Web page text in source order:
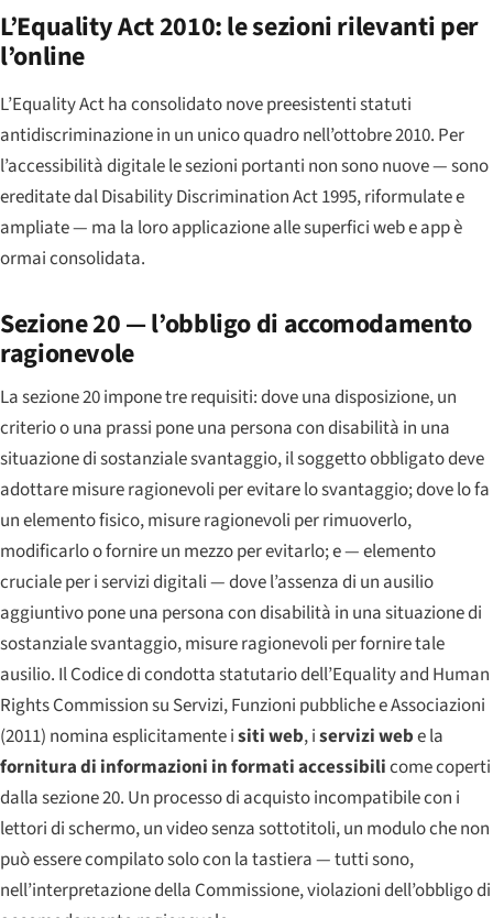
L’Equality Act 2010: le sezioni rilevanti per
l’online
L’Equality Act ha consolidato nove preesistenti statuti
antidiscriminazione in un unico quadro nell’ottobre 2010. Per
l’accessibilità digitale le sezioni portanti non sono nuove — sono
ereditate dal Disability Discrimination Act 1995, riformulate e
ampliate — ma la loro applicazione alle superfici web e app è
ormai consolidata.
Sezione 20 — l’obbligo di accomodamento
ragionevole
La sezione 20 impone tre requisiti: dove una disposizione, un
criterio o una prassi pone una persona con disabilità in una
situazione di sostanziale svantaggio, il soggetto obbligato deve
adottare misure ragionevoli per evitare lo svantaggio; dove lo fa
un elemento fisico, misure ragionevoli per rimuoverlo,
modificarlo o fornire un mezzo per evitarlo; e — elemento
cruciale per i servizi digitali — dove l’assenza di un ausilio
aggiuntivo pone una persona con disabilità in una situazione di
sostanziale svantaggio, misure ragionevoli per fornire tale
ausilio. Il Codice di condotta statutario dell’Equality and Human
Rights Commission su Servizi, Funzioni pubbliche e Associazioni
(2011) nomina esplicitamente isiti web, iservizi webe la
fornitura di informazioni in formati accessibilicome coperti
dalla sezione 20. Un processo di acquisto incompatibile con i
lettori di schermo, un video senza sottotitoli, un modulo che non
può essere compilato solo con la tastiera — tutti sono,
nell’interpretazione della Commissione, violazioni dell’obbligo di